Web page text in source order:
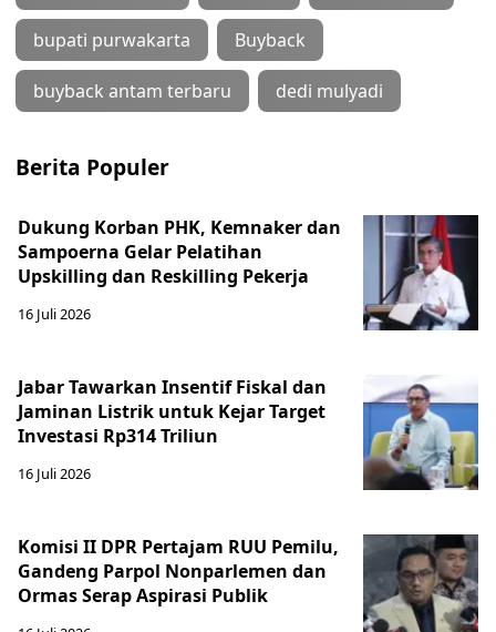
bupati purwakarta Buyback
buyback antam terbaru dedi mulyadi
Berita Populer
Dukung Korban PHK, Kemnaker dan
Sampoerna Gelar Pelatihan
Upskilling dan Reskilling Pekerja
16 Juli 2026
Jabar Tawarkan Insentif Fiskal dan
Jaminan Listrik untuk Kejar Target
Investasi Rp314 Triliun
16 Juli 2026
Komisi II DPR Pertajam RUU Pemilu,
Gandeng Parpol Nonparlemen dan
Ormas Serap Aspirasi Publik